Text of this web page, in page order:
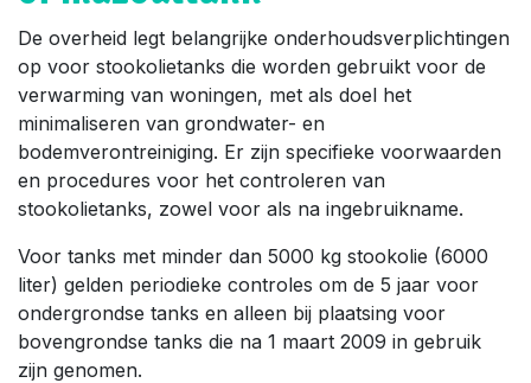
De overheid legt belangrijke onderhoudsverplichtingen
op voor stookolietanks die worden gebruikt voor de
verwarming van woningen, met als doel het
minimaliseren van grondwater- en
bodemverontreiniging. Er zijn specifieke voorwaarden
en procedures voor het controleren van
stookolietanks, zowel voor als na ingebruikname.
Voor tanks met minder dan 5000 kg stookolie (6000
liter) gelden periodieke controles om de 5 jaar voor
ondergrondse tanks en alleen bij plaatsing voor
bovengrondse tanks die na 1 maart 2009 in gebruik
zijn genomen.